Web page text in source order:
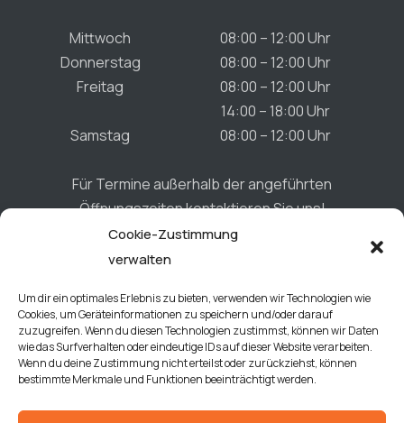
Cookie-Zustimmung
verwalten
Um dir ein optimales Erlebnis zu bieten, verwenden wir Technologien wie
Cookies, um Geräteinformationen zu speichern und/oder darauf
zuzugreifen. Wenn du diesen Technologien zustimmst, können wir Daten
wie das Surfverhalten oder eindeutige IDs auf dieser Website verarbeiten.
Wenn du deine Zustimmung nicht erteilst oder zurückziehst, können
bestimmte Merkmale und Funktionen beeinträchtigt werden.
Mittwoch
08:00 – 12:00 Uhr
Donnerstag
08:00 – 12:00 Uhr
Freitag
08:00 – 12:00 Uhr
14:00 – 18:00 Uhr
Samstag
08:00 – 12:00 Uhr
Für Termine außerhalb der angeführten
Öffnungszeiten kontaktieren Sie uns!